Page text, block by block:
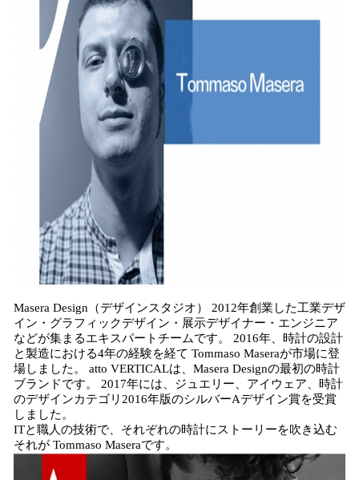
Masera Design（デザインスタジオ） 2012年創業した工業デザ
イン・グラフィックデザイン・展示デザイナー・エンジニア
などが集まるエキスパートチームです。 2016年、時計の設計
と製造における4年の経験を経て Tommaso Maseraが市場に登
場しました。 atto VERTICALは、Masera Designの最初の時計
ブランドです。 2017年には、ジュエリー、アイウェア、時計
のデザインカテゴリ2016年版のシルバーAデザイン賞を受賞
しました。
ITと職人の技術で、それぞれの時計にストーリーを吹き込む
それが Tommaso Maseraです。